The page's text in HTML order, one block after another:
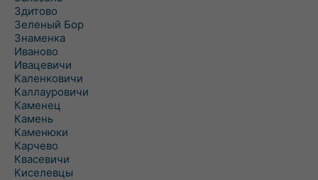
Здитово
Зеленый Бор
Знаменка
Иваново
Ивацевичи
Каленковичи
Каллауровичи
Каменец
Камень
Каменюки
Карчево
Квасевичи
Киселевцы